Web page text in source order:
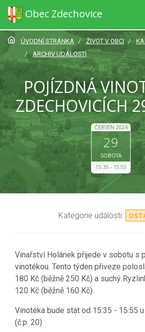
Obec Zdechovice
ÚVODNÍ STRÁNKA ŽIVOT V OBCI
ARCHIV UDÁLOSTÍ
POJÍZDNÁ
ZDECHOVICÍCH
ČERVEN 2024
29
SOBOTA
15:35
15:55
Kategorie události:
Vinařství Holánek přijede v sobotu s
vinotékou. Tento týden přiveze
180 Kč (běžně 250 Kč) a suchý
120 Kč (běžně 160 Kč).
Vinotéka bude stát od 15:35 - 15:55
(č.p. 20)